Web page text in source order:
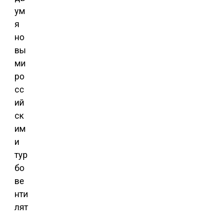
ум
я
но
вы
ми
ро
сс
ий
ск
им
и
тур
бо
ве
нти
лят